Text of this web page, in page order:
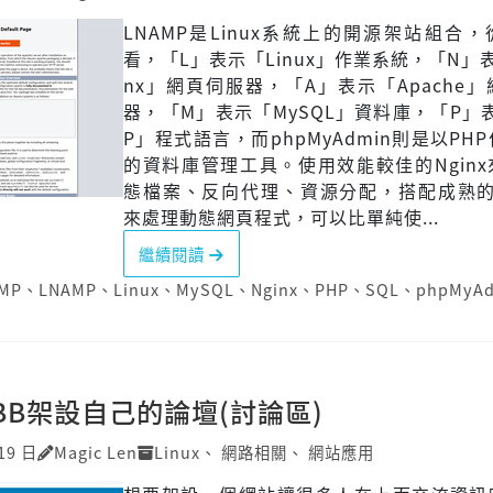
LNAMP是Linux系統上的開源架站組合，
看，「L」表示「Linux」作業系統，「N」
nx」網頁伺服器，「A」表示「Apache」
器，「M」表示「MySQL」資料庫，「P」
P」程式語言，而phpMyAdmin則是以PHP
的資料庫管理工具。使用效能較佳的Nginx
態檔案、反向代理、資源分配，搭配成熟
來處理動態網頁程式，可以比單純使...
繼續閱讀
、 LNAMP 、 Linux 、 MySQL 、 Nginx 、 PHP 、 SQL 、
架設自己的論壇(討論區)
日 Magic Len Linux 、 網路相關 、 網站應用